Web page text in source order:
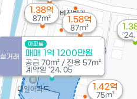
1.42억
75m²
'24.
실거래
아파트
매매 1억 1200만원
공급 70m² / 전용 57m²
계약일 '24. 05
1.58억
87m²
1.38억
87m²